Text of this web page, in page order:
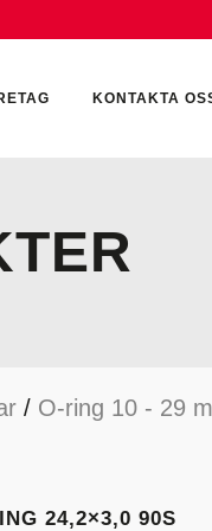
KONTAKTA
/ O-ring 10 - 29
24,2×3,0 90S